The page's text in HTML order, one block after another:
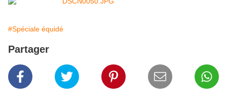
#Spéciale équidé
Partager